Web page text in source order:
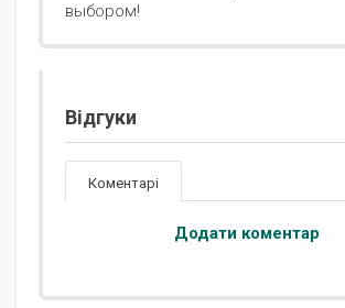
выбором!
Відгуки
Коментарі
Додати коментар